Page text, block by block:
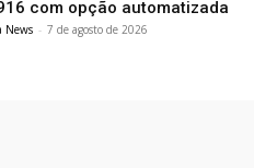
com opção automatizada
News - 7 de agosto de 2026